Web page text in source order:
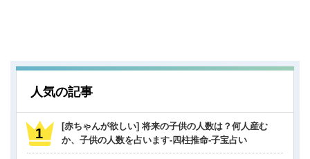
人気の記事
[赤ちゃんが欲しい] 将来の子供の人数は？何人産む
か、子供の人数を占います-四柱推命-子宝占い